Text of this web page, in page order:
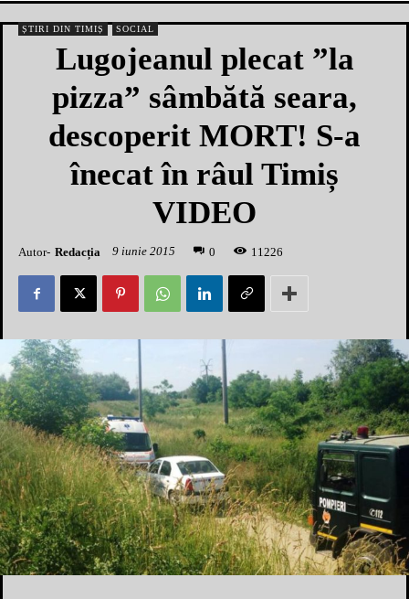
ȘTIRI DIN TIMIȘ SOCIAL
Lugojeanul plecat ”la
pizza” sâmbătă seara,
descoperit MORT! S-a
înecat în râul Timiș
VIDEO
Autor- Redacția 9 iunie 2015 0 1 1226